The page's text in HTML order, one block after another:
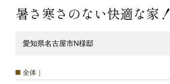
暑さ寒さのない快適な家！
愛知県名古屋市N様邸
全体｜